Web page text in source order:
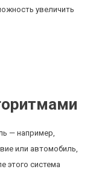
увеличить
— например,
или автомобиль,
этого система